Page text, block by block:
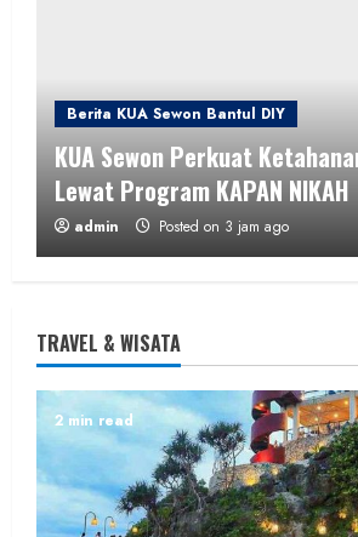
Berita KUA Sewon Bantul DIY
KUA Sewon Perkuat
Lewat Program KAPAN NIKAH
admin Posted on 3 jam ago
Pemerintahan
Lurah Semugih Lantik Dua
Dorong Pelayanan
Optimal
TRAVEL & WISATA
2 min read